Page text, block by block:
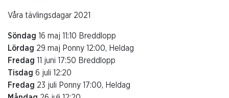
Våra tävlingsdagar 2021
Söndag 16 maj 11:10 Breddlopp
Lördag 29 maj Ponny 12:00, Heldag
Fredag 11 juni 17:50 Breddlopp
Tisdag 6 juli 12:20
Fredag 23 juli Ponny 17:00, Heldag